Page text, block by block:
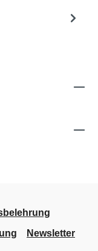
Newsletter